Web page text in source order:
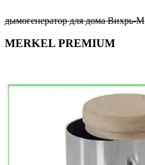
дымогенератор для дома Вихрь-М
MERKEL PREMIUM